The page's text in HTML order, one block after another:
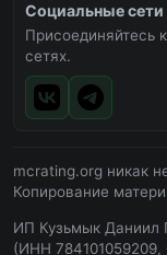
Социальные сети
Присоединяйтесь
сетях.
mcrating.org никак
Копирование
ИП Кузьмык Даниил
(ИНН